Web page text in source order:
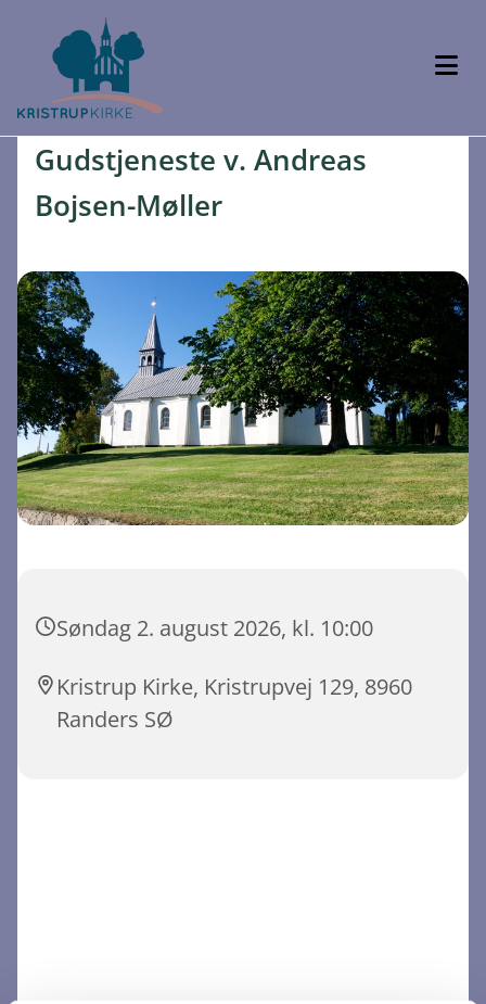
Gudstjeneste v. Andreas
Bojsen-Møller
Søndag 2. august 2026, kl. 10:00
Kristrup Kirke, Kristrupvej 129, 8960
Randers SØ